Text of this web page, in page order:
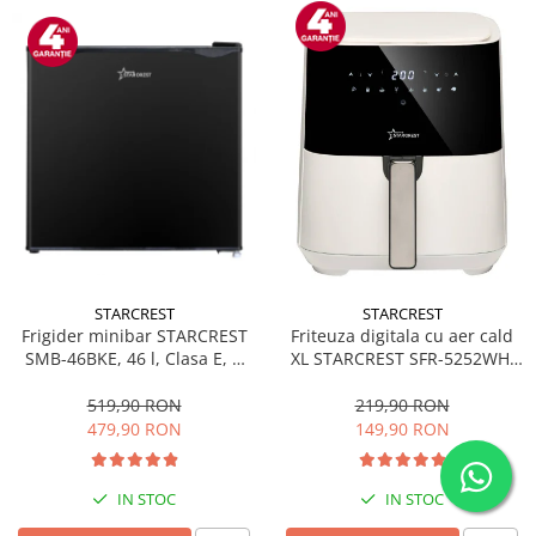
STARCREST
Frigider minibar STARCREST
SMB-46BKE, 46 l, Clasa E, H
519,90 RON
479,90 RON
IN STOC
STARCREST
Friteuza digitala cu aer cald
XL STARCREST SFR-5252WH,
200 °C, 8 programe
predefinite, Alb
219,90 RON
149,90 RON
IN STOC